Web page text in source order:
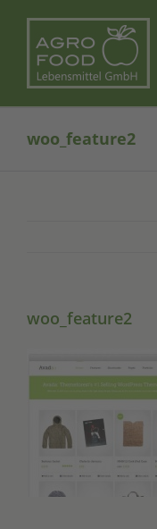
content
woo_feature2
woo_feature2